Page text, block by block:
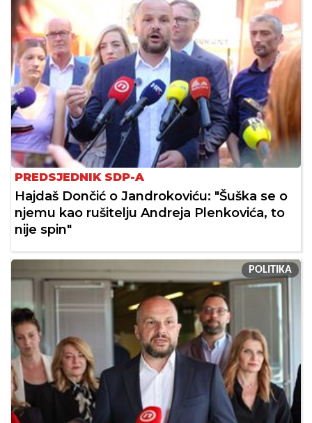
PREDSJEDNIK SDP-A
Hajdaš Dončić o Jandrokoviću: "Šuška se o
njemu kao rušitelju Andreja Plenkovića, to
nije spin"
POLITIKA